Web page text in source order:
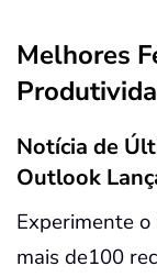
Melhores
Notícia de
Outlook
Experimente
mais de100